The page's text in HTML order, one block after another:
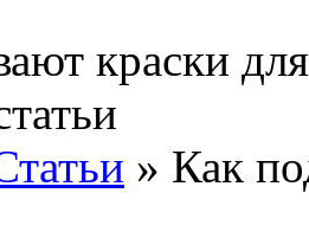
» Как